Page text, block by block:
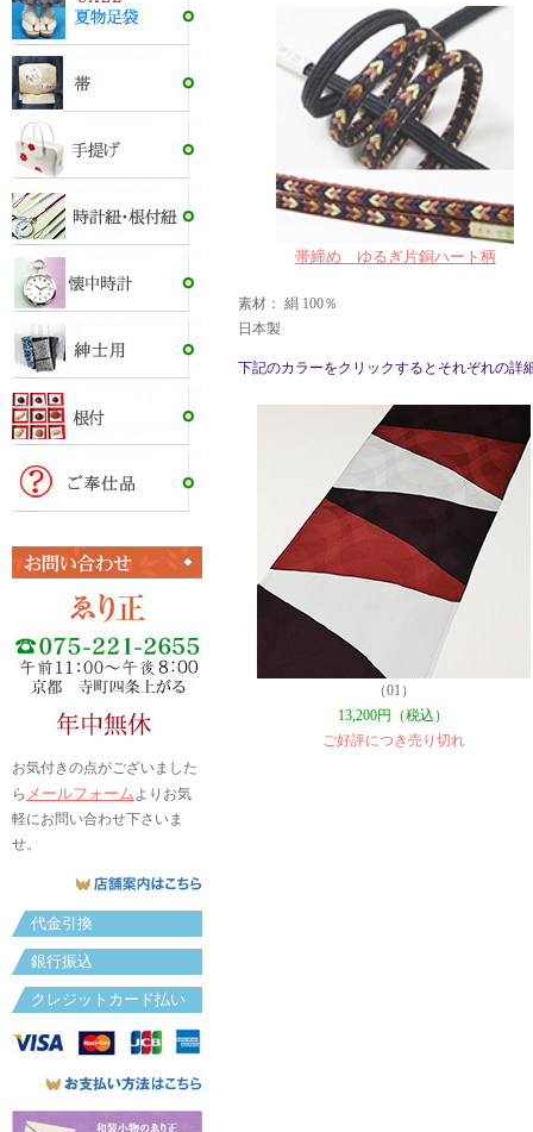
お気付きの点がございました
ら メールフォームよりお気
軽にお問い合わせ下さいま
せ。
代金引換
銀行振込
クレジットカード払い
帯締め ゆるぎ片銅ハート柄
素材： 絹 100％
日本製
下記のカラーをクリックするとそれぞれの詳
（01）
13,200円（税込）
ご好評につき売り切れ